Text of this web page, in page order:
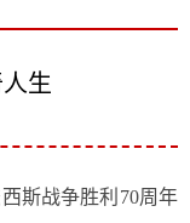
生
斯战争胜利70周年